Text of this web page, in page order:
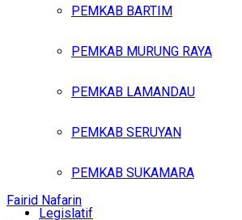
PEMKAB BARTIM
PEMKAB MURUNG RAYA
PEMKAB LAMANDAU
PEMKAB SERUYAN
PEMKAB SUKAMARA
Legislatif
Fairid Nafarin